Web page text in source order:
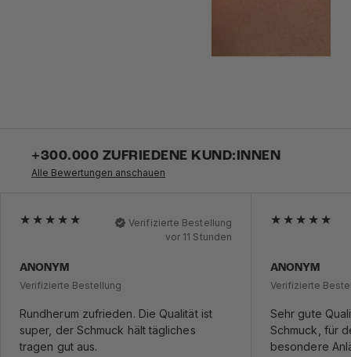
+300.000 ZUFRIEDENE KUND:INNEN
Alle Bewertungen anschauen
Verifizierte Bestellung
vor 11 Stunden
ANONYM
Verifizierte Bestellung
Rundherum zufrieden. Die Qualität ist
super, der Schmuck hält tägliches
tragen gut aus.
ANONYM
Verifizierte
Sehr gute
Schmuck, für
besondere